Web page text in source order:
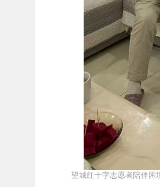
望城红十字志愿者陪伴困